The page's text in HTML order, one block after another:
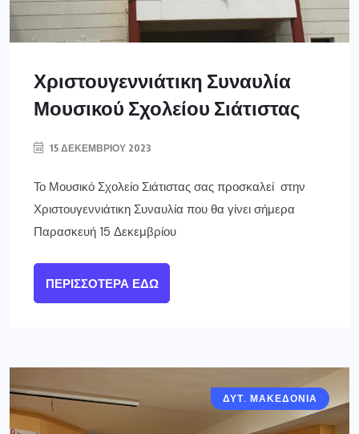
Χριστουγεννιάτικη Συναυλία
Μουσικού Σχολείου Σιάτιστας
15 ΔΕΚΕΜΒΡΊΟΥ 2023
Το Μουσικό Σχολείο Σιάτιστας σας προσκαλεί στην
Χριστουγεννιάτικη Συναυλία που θα γίνει σήμερα
Παρασκευή 15 Δεκεμβρίου
ΠΕΡΙΣΣΌΤΕΡΑ ΕΔΏ
ΔΥΤ. ΜΑΚΕΔΟΝΙΑ